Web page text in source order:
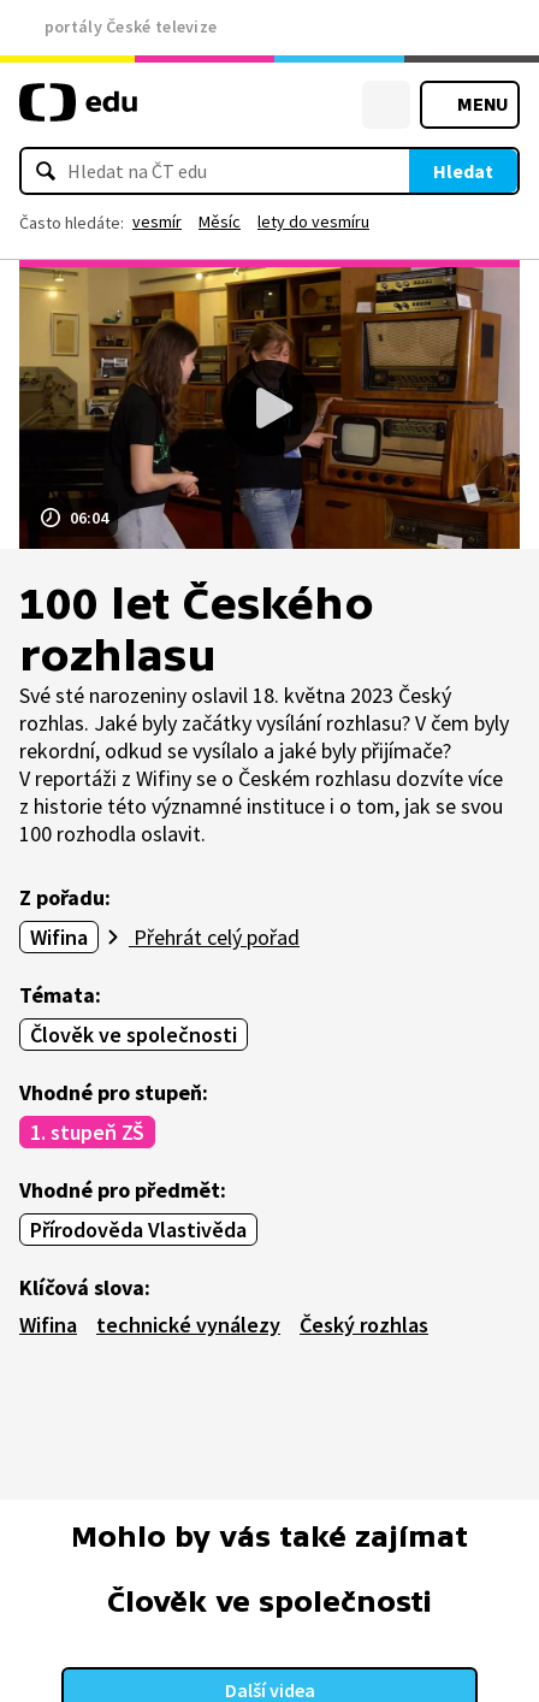
portály České televize
MENU
Hledat
Často hledáte: vesmír Měsíc lety do vesmíru
06:04
100 let Českého
rozhlasu
Své sté narozeniny oslavil 18. května 2023 Český
rozhlas. Jaké byly začátky vysílání rozhlasu? V čem byly
rekordní, odkud se vysílalo a jaké byly přijímače?
V reportáži z Wifiny se o Českém rozhlasu dozvíte více
z historie této významné instituce i o tom, jak se svou
100 rozhodla oslavit.
Z pořadu:
Wifina
Přehrát celý pořad
Témata:
Člověk ve společnosti
Vhodné pro stupeň:
1. stupeň ZŠ
Vhodné pro předmět:
Přírodověda Vlastivěda
Klíčová slova:
Wifina
technické vynálezy Český rozhlas
Mohlo by vás také zajímat
Člověk ve společnosti
Další videa